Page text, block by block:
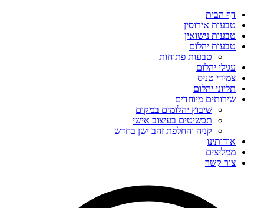
דף הבית
טבעות אירוסין
טבעות נישואין
טבעות יהלום
טבעות פתוחות
עגילי יהלום
צמידי טניס
תליוני יהלום
שירותים מיוחדים
שיבוץ יהלומים במקום
תכשיטים בעיצוב אישי
קניה והחלפת זהב ישן בחדש
אודותינו
ממליצים
צור קשר